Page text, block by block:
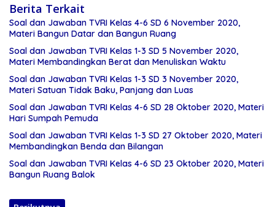
Berita Terkait
Soal dan Jawaban TVRI Kelas 4-6 SD 6 November 2020,
Materi Bangun Datar dan Bangun Ruang
Soal dan Jawaban TVRI Kelas 1-3 SD 5 November 2020,
Materi Membandingkan Berat dan Menuliskan Waktu
Soal dan Jawaban TVRI Kelas 1-3 SD 3 November 2020,
Materi Satuan Tidak Baku, Panjang dan Luas
Soal dan Jawaban TVRI Kelas 4-6 SD 28 Oktober 2020, Materi
Hari Sumpah Pemuda
Soal dan Jawaban TVRI Kelas 1-3 SD 27 Oktober 2020, Materi
Membandingkan Benda dan Bilangan
Soal dan Jawaban TVRI Kelas 4-6 SD 23 Oktober 2020, Materi
Bangun Ruang Balok